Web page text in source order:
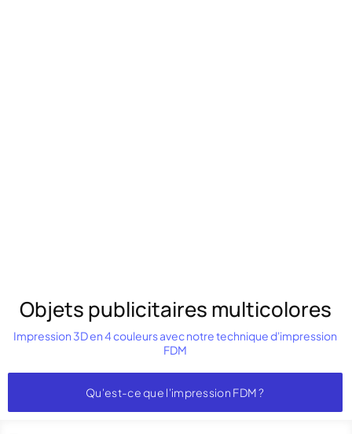
Objets publicitaires multicolores
Impression 3D en 4 couleurs avec notre technique d'impression
FDM
Qu'est-ce que l'impression FDM ?